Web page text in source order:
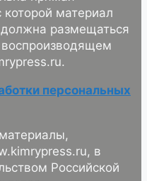
которой материал
размещаться
воспроизводящем
персональных
в
Российской